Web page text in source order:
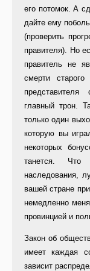
его потомок. А
дайте ему
(проверить
правителя). Но
правитель не
смерти
главный трон.
только один
которую вы
некоторых
танется. Что
наследования,
вашей стране
немедленно
провинцией и
Закон об
имеет каждая
зависит